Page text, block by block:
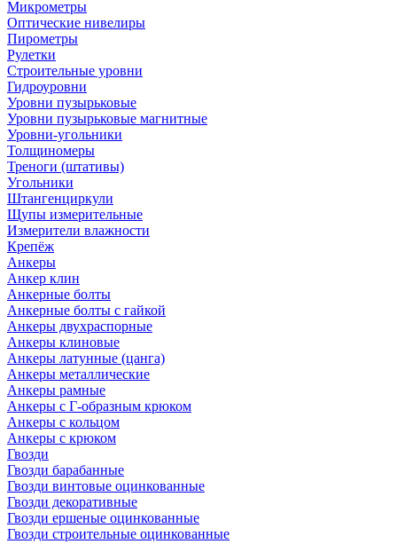
Микрометры
Оптические нивелиры
Пирометры
Рулетки
Строительные уровни
Гидроуровни
Уровни пузырьковые
Уровни пузырьковые магнитные
Уровни-угольники
Толщиномеры
Треноги (штативы)
Угольники
Штангенциркули
Щупы измерительные
Измерители влажности
Крепёж
Анкеры
Анкер клин
Анкерные болты
Анкерные болты с гайкой
Анкеры двухраспорные
Анкеры клиновые
Анкеры латунные (цанга)
Анкеры металлические
Анкеры рамные
Анкеры с Г-образным крюком
Анкеры с кольцом
Анкеры с крюком
Гвозди
Гвозди барабанные
Гвозди винтовые оцинкованные
Гвозди декоративные
Гвозди ершеные оцинкованные
Гвозди строительные оцинкованные